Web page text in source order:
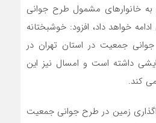
به خانوارهای مشمول طرح جوانی
خواهد داد، افزود: خوشبختانه
جمعیت در استان تهران در
داشته است و امسال نیز این
کند.
زمین در طرح جوانی جمعیت